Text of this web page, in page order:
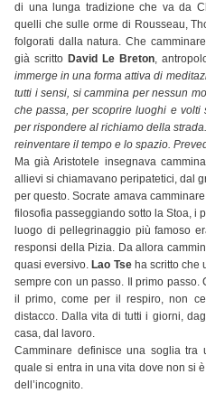
di una lunga tradizione che va da
quelli che sulle orme di Rousseau,
folgorati dalla natura. Che
già scritto David Le Breton,
immerge in una forma attiva di
tutti i sensi, si cammina per nessun
che passa, per scoprire luoghi e volti
per rispondere al richiamo della
reinventare il tempo e lo spazio.
Ma già Aristotele insegnava
allievi si chiamavano peripatetici, dal
per questo. Socrate amava
filosofia passeggiando sotto la Stoa, i
luogo di pellegrinaggio più famoso
responsi della Pizia. Da allora
quasi eversivo. Lao Tseha scritto che
sempre con un passo. Il primo passo.
il primo, come per il respiro, non
distacco. Dalla vita di tutti i giorni,
casa, dal lavoro.
Camminare definisce una soglia
quale si entra in una vita dove non si
dell’incognito.